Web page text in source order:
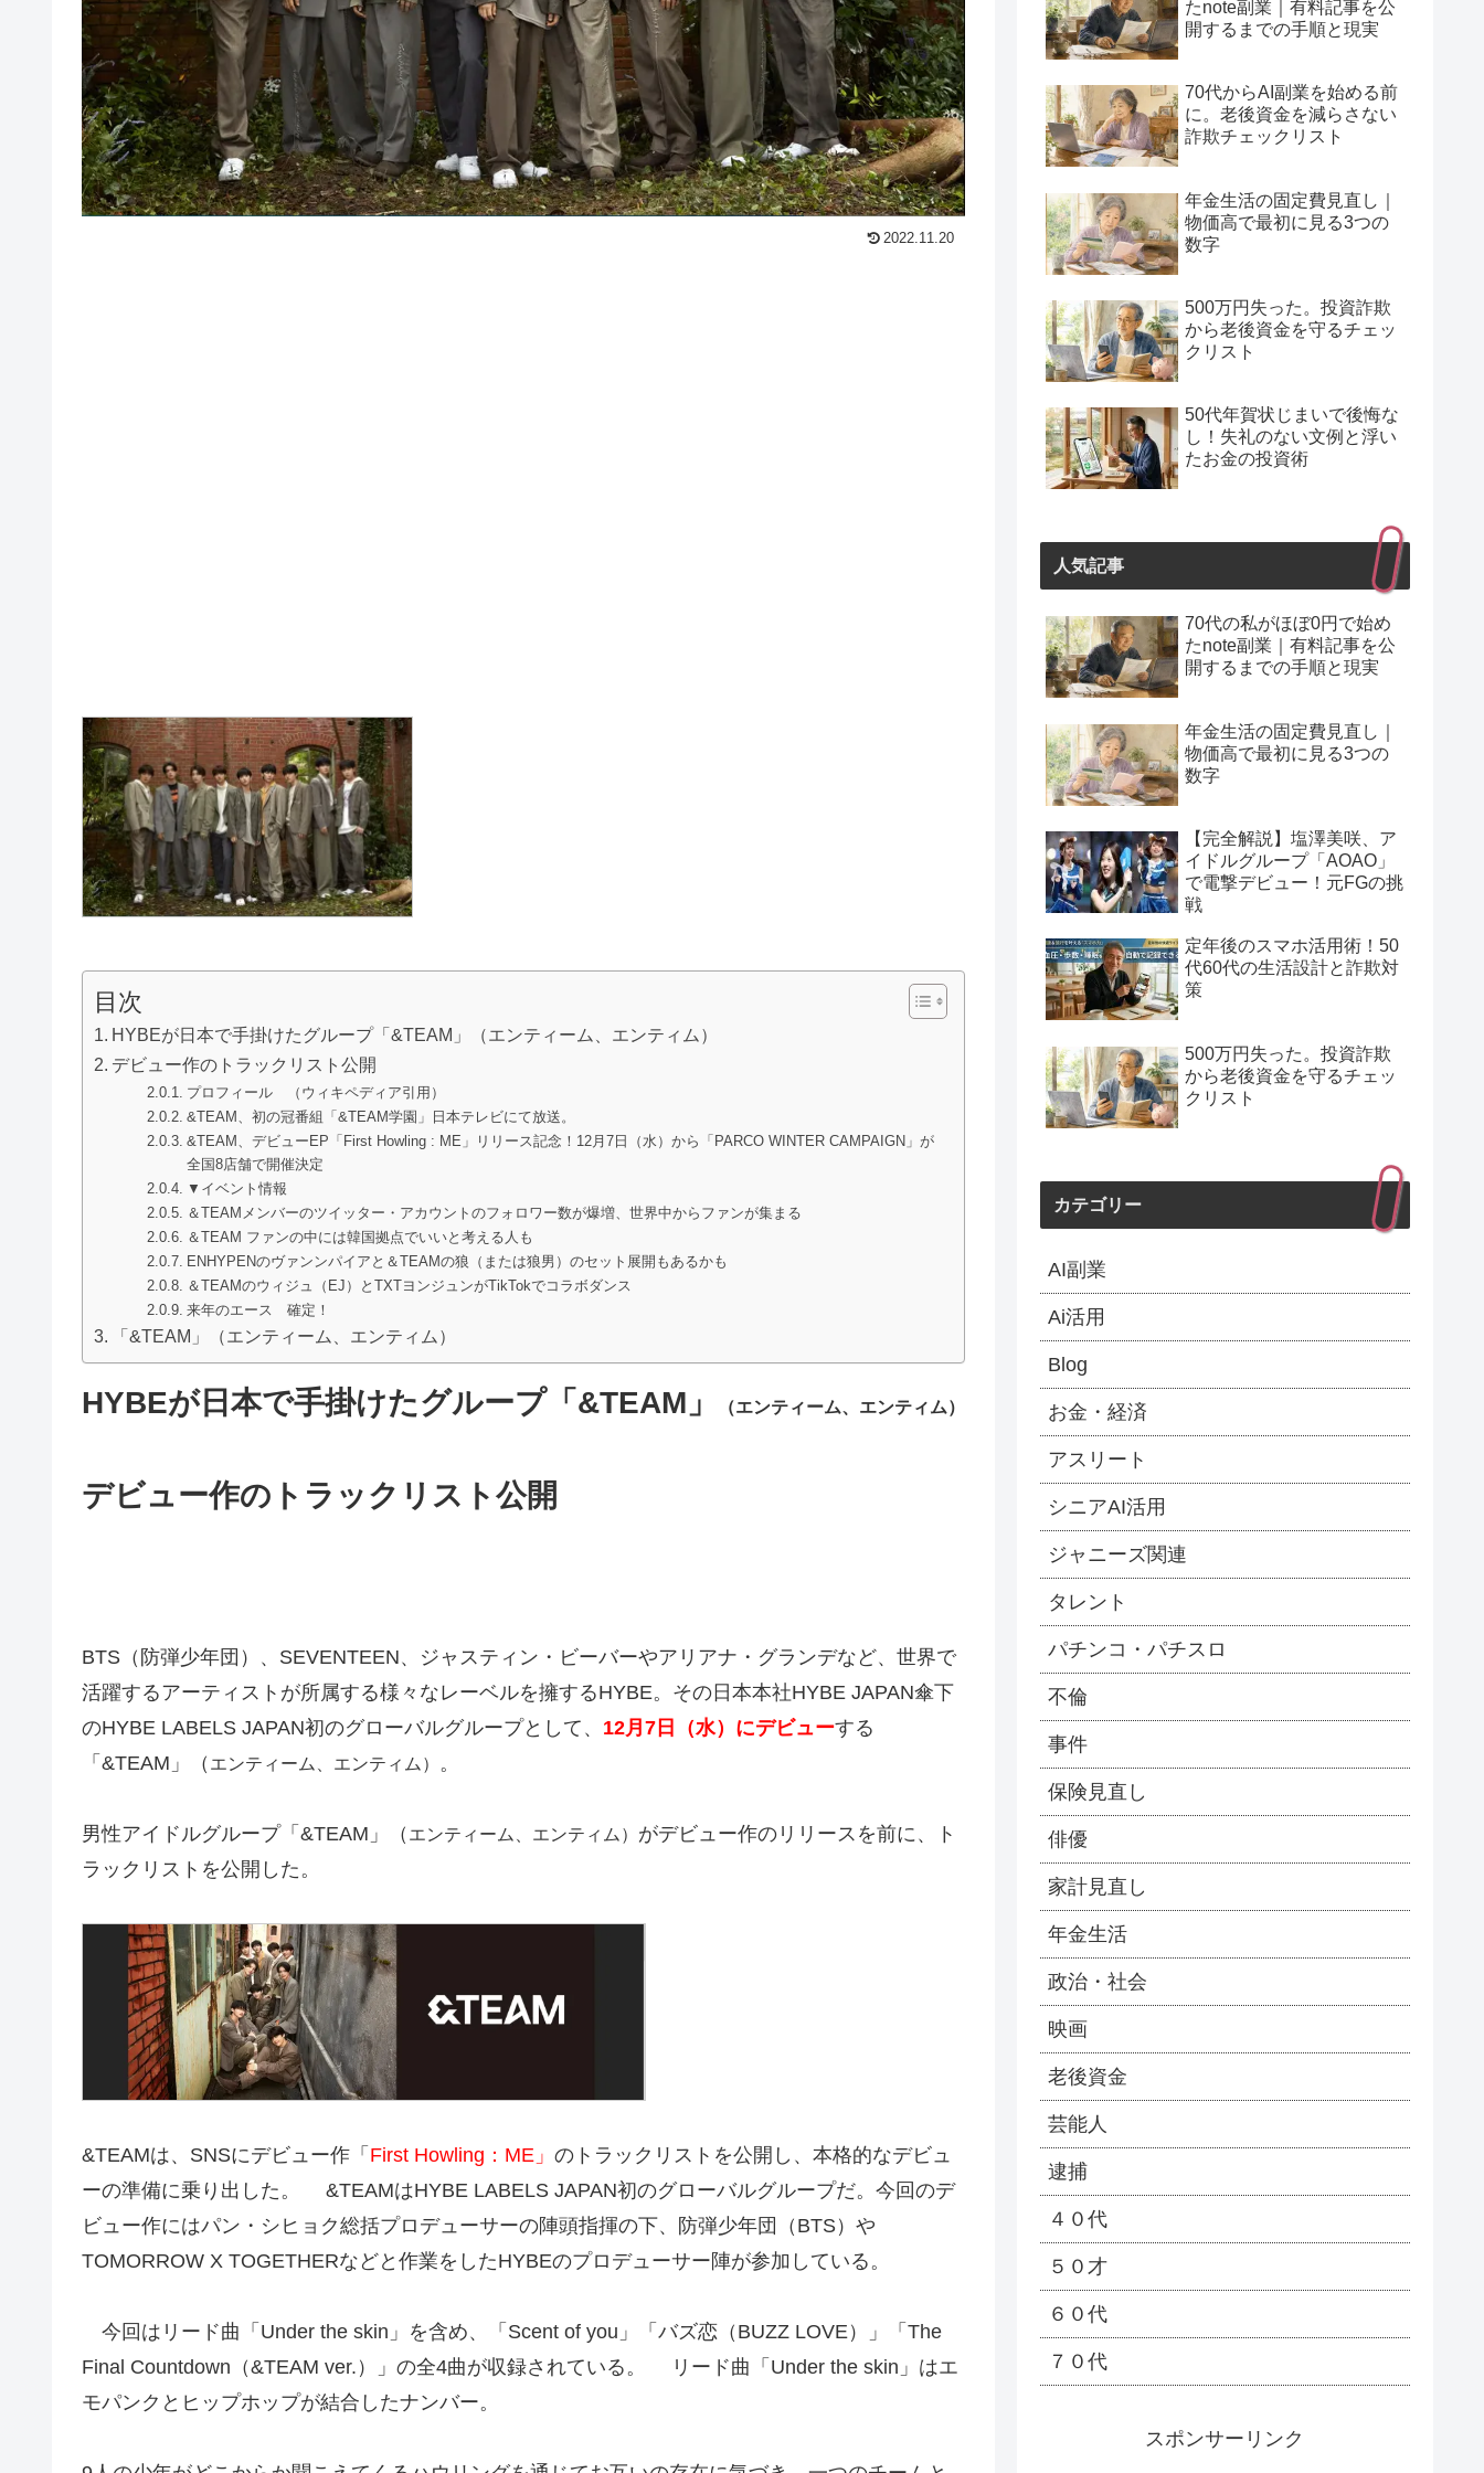
2022.11.20
目次
HYBEが日本で手掛けたグループ「&TEAM」（エンティーム、エンティム）
デビュー作のトラックリスト公開
プロフィール （ウィキペディア引用）
&TEAM、初の冠番組「&TEAM学園」日本テレビにて放送。
&TEAM、デビューEP「First Howling : ME」リリース記念！12月7日（水）から「PARCO WINTER CAMPAIGN」が
全国8店舗で開催決定
▼イベント情報
＆TEAMメンバーのツイッター・アカウントのフォロワー数が爆増、世界中からファンが集まる
＆TEAM ファンの中には韓国拠点でいいと考える人も
ENHYPENのヴァンンパイアと＆TEAMの狼（または狼男）のセット展開もあるかも
＆TEAMのウィジュ（EJ）とTXTヨンジュンがTikTokでコラボダンス
来年のエース 確定！
「&TEAM」（エンティーム、エンティム）
HYBEが日本で手掛けたグループ「&TEAM」 （エンティーム、エンティム）
デビュー作のトラックリスト公開
BTS（防弾少年団）、SEVENTEEN、ジャスティン・ビーバーやアリアナ・グランデなど、世界で
活躍するアーティストが所属する様々なレーベルを擁するHYBE。その日本本社HYBE JAPAN傘下
のHYBE LABELS JAPAN初のグローバルグループとして、 12月7日（水）にデビューする
「&TEAM」（ エンティーム、エンティム） 。
男性アイドルグループ「&TEAM」（ エンティーム、エンティム） がデビュー作のリリースを前に、ト
ラックリストを公開した。
&TEAMは、SNSにデビュー作「 First Howling：ME」 のトラックリストを公開し、本格的なデビュ
ーの準備に乗り出した。 &TEAMはHYBE LABELS JAPAN初のグローバルグループだ。今回のデ
ビュー作にはパン・シヒョク総括プロデューサーの陣頭指揮の下、防弾少年団（BTS）や
TOMORROW X TOGETHERなどと作業をしたHYBEのプロデューサー陣が参加している。
今回はリード曲「Under the skin」を含め、「Scent of you」「バズ恋（BUZZ LOVE）」「The
Final Countdown（&TEAM ver.）」の全4曲が収録されている。 リード曲「Under the skin」はエ
モパンクとヒップホップが結合したナンバー。
たnote副業｜有料記事を公
開するまでの手順と現実
70代からAI副業を始める前
に。老後資金を減らさない
詐欺チェックリスト
年金生活の固定費見直し｜
物価高で最初に見る3つの
数字
500万円失った。投資詐欺
から老後資金を守るチェッ
クリスト
50代年賀状じまいで後悔な
し！失礼のない文例と浮い
たお金の投資術
人気記事
70代の私がほぼ0円で始め
たnote副業｜有料記事を公
開するまでの手順と現実
年金生活の固定費見直し｜
物価高で最初に見る3つの
数字
【完全解説】塩澤美咲、ア
イドルグループ「AOAO」
で電撃デビュー！元FGの挑
戦
定年後のスマホ活用術！50
代60代の生活設計と詐欺対
策
500万円失った。投資詐欺
から老後資金を守るチェッ
クリスト
カテゴリー
AI副業
Ai活用
Blog
お金・経済
アスリート
シニアAI活用
ジャニーズ関連
タレント
パチンコ・パチスロ
不倫
事件
保険見直し
俳優
家計見直し
年金生活
政治・社会
映画
老後資金
芸能人
逮捕
４０代
５０才
６０代
７０代
スポンサーリンク